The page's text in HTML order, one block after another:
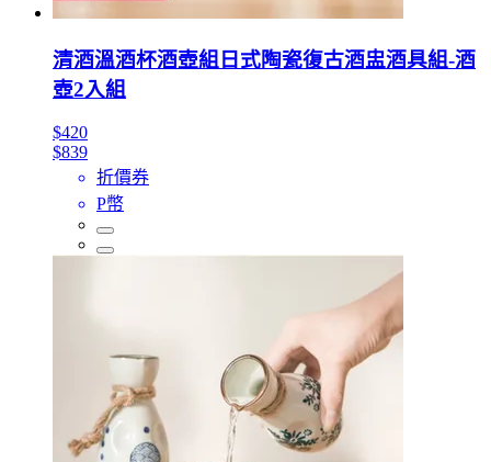
清酒溫酒杯酒壺組日式陶瓷復古酒盅酒具組-酒
壺2入組
$420
$839
折價券
P幣